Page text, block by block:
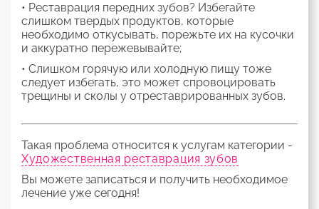
• Реставрация передних зубов? Избегайте
слишком твердых продуктов, которые
необходимо откусывать, порежьте их на кусочки
и аккуратно пережевывайте;
• Слишком горячую или холодную пищу тоже
следует избегать, это может спровоцировать
трещины и сколы у отреставрированных зубов.
Такая проблема относится к услугам категории -
Художественная реставрация зубов
Вы можете записаться и получить необходимое
лечение уже сегодня!